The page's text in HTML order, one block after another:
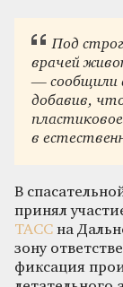
Под
врачей
— сообщили
добавив,
в
В
принял
ТАСС на
зону
фиксация